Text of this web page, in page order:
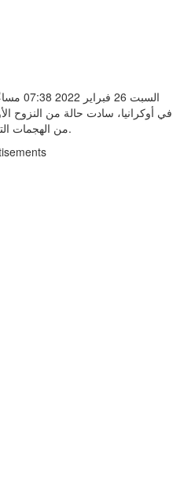
السبت
في أوكرانيا، سادت حالة من النزوح
من الهجمات التي تشنها القوات الروسية علي البلاد.